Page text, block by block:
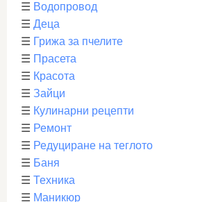
☰ Водопровод
☰ Деца
☰ Грижа за пчелите
☰ Прасета
☰ Красота
☰ Зайци
☰ Кулинарни рецепти
☰ Ремонт
☰ Редуциране на теглото
☰ Баня
☰ Техника
☰ Маникюр